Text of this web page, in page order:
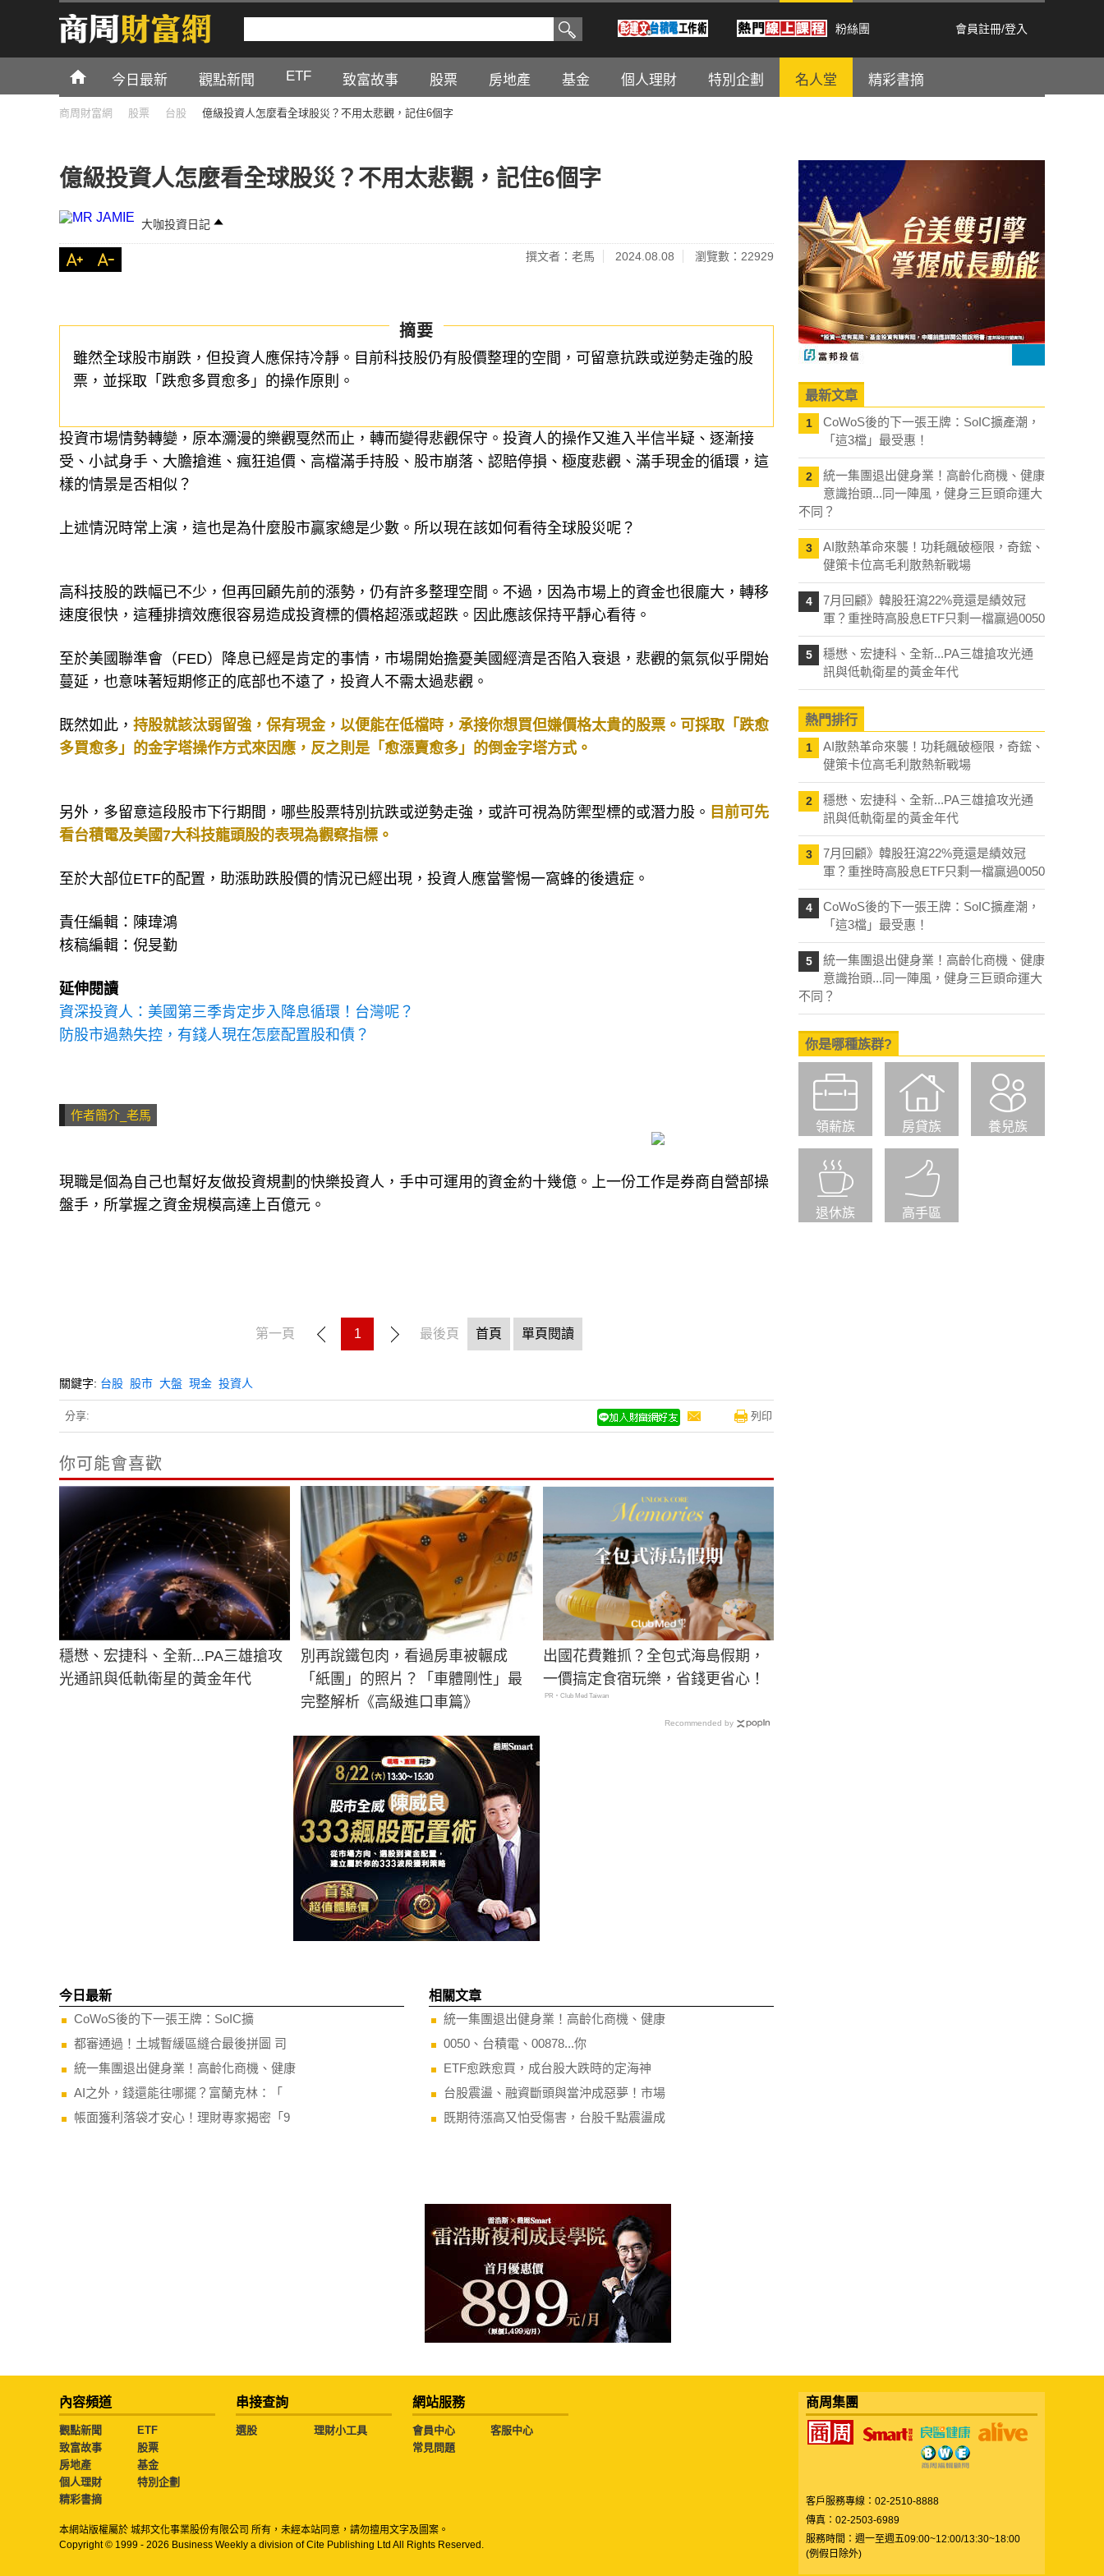
粉絲團 會員註冊/登入
今日最新 觀點新聞 ETF 致富故事 股票 房地產 基金 個人理財 特別企劃 名人堂 精彩書摘
商周財富網 股票 台股 億級投資人怎麼看全球股災？不用太悲觀，記住6個字
億級投資人怎麼看全球股災？不用太悲觀，記住6個字
大咖投資日記
撰文者：老馬 2024.08.08 瀏覽數：22929
摘要
雖然全球股市崩跌，但投資人應保持冷靜。目前科技股仍有股價整理的空間，可留意抗跌或逆勢走強的股
票，並採取「跌愈多買愈多」的操作原則。
投資市場情勢轉變，原本瀰漫的樂觀戛然而止，轉而變得悲觀保守。投資人的操作又進入半信半疑、逐漸接
受、小試身手、大膽搶進、瘋狂追價、高檔滿手持股、股市崩落、認賠停損、極度悲觀、滿手現金的循環，這
樣的情景是否相似？
上述情況時常上演，這也是為什麼股市贏家總是少數。所以現在該如何看待全球股災呢？
高科技股的跌幅已不少，但再回顧先前的漲勢，仍有許多整理空間。不過，因為市場上的資金也很龐大，轉移
速度很快，這種排擠效應很容易造成投資標的價格超漲或超跌。因此應該保持平靜心看待。
至於美國聯準會（FED）降息已經是肯定的事情，市場開始擔憂美國經濟是否陷入衰退，悲觀的氣氛似乎開始
蔓延，也意味著短期修正的底部也不遠了，投資人不需太過悲觀。
既然如此， 持股就該汰弱留強，保有現金，以便能在低檔時，承接你想買但嫌價格太貴的股票。 可採取「跌愈
多買愈多」的金字塔操作方式來因應，反之則是「愈漲賣愈多」的倒金字塔方式。
另外，多留意這段股市下行期間，哪些股票特別抗跌或逆勢走強，或許可視為防禦型標的或潛力股。 目前可先
看台積電及美國7大科技龍頭股的表現為觀察指標。
至於大部位ETF的配置，助漲助跌股價的情況已經出現，投資人應當警惕一窩蜂的後遺症。
責任編輯：陳瑋鴻
核稿編輯：倪旻勤
延伸閱讀
資深投資人：美國第三季肯定步入降息循環！台灣呢？
防股市過熱失控，有錢人現在怎麼配置股和債？
作者簡介_老馬
現職是個為自己也幫好友做投資規劃的快樂投資人，手中可運用的資金約十幾億。上一份工作是券商自營部操
盤手，所掌握之資金規模高達上百億元。
第一頁 1 最後頁 首頁 單頁閱讀
關鍵字: 台股 股市 大盤 現金 投資人
分享: 列印
你可能會喜歡
穩懋、宏捷科、全新...PA三雄搶攻
光通訊與低軌衛星的黃金年代
別再說鐵包肉，看過房車被輾成
「紙團」的照片？「車體剛性」最
完整解析《高級進口車篇》
出國花費難抓？全包式海島假期，
一價搞定食宿玩樂，省錢更省心！
PR・Club Med Taiwan
Recommended by
今日最新
CoWoS後的下一張王牌：SoIC擴
都審通過！土城暫緩區縫合最後拼圖 司
統一集團退出健身業！高齡化商機、健康
AI之外，錢還能往哪擺？富蘭克林：「
帳面獲利落袋才安心！理財專家揭密「9
相關文章
統一集團退出健身業！高齡化商機、健康
0050、台積電、00878...你
ETF愈跌愈買，成台股大跌時的定海神
台股震盪、融資斷頭與當沖成惡夢！市場
既期待漲高又怕受傷害，台股千點震盪成
最新文章
1
CoWoS後的下一張王牌：SoIC擴產潮，
「這3檔」最受惠！
2
統一集團退出健身業！高齡化商機、健康
意識抬頭...同一陣風，健身三巨頭命運大
不同？
3
AI散熱革命來襲！功耗飆破極限，奇鋐、
健策卡位高毛利散熱新戰場
4
7月回顧》韓股狂瀉22%竟還是績效冠
軍？重挫時高股息ETF只剩一檔贏過0050
5
穩懋、宏捷科、全新...PA三雄搶攻光通
訊與低軌衛星的黃金年代
熱門排行
1
AI散熱革命來襲！功耗飆破極限，奇鋐、
健策卡位高毛利散熱新戰場
2
穩懋、宏捷科、全新...PA三雄搶攻光通
訊與低軌衛星的黃金年代
3
7月回顧》韓股狂瀉22%竟還是績效冠
軍？重挫時高股息ETF只剩一檔贏過0050
4
CoWoS後的下一張王牌：SoIC擴產潮，
「這3檔」最受惠！
5
統一集團退出健身業！高齡化商機、健康
意識抬頭...同一陣風，健身三巨頭命運大
不同？
你是哪種族群?
領薪族 房貸族 養兒族
退休族 高手區
內容頻道
觀點新聞
ETF
致富故事
股票
房地產
基金
個人理財
特別企劃
精彩書摘
串接查詢
選股 理財小工具
網站服務
會員中心
客服中心
常見問題
本網站版權屬於 城邦文化事業股份有限公司 所有，未經本站同意，請勿擅用文字及圖案。
Copyright © 1999 - 2026 Business Weekly a division of Cite Publishing Ltd All Rights Reserved.
商周集團
客戶服務專線：02-2510-8888
傳真：02-2503-6989
服務時間：週一至週五09:00~12:00/13:30~18:00
(例假日除外)